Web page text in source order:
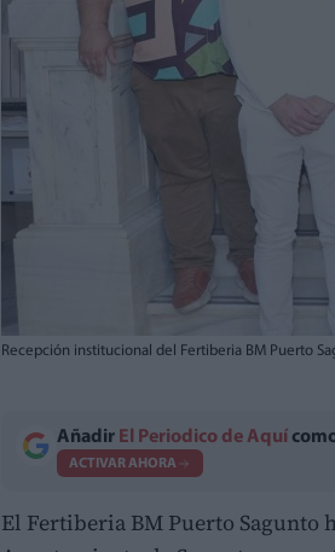
Recepción institucional del Fertiberia BM Puerto
Añadir El Periodico de Aquí
ACTIVAR AHORA
El Fertiberia BM Puerto Sagunto